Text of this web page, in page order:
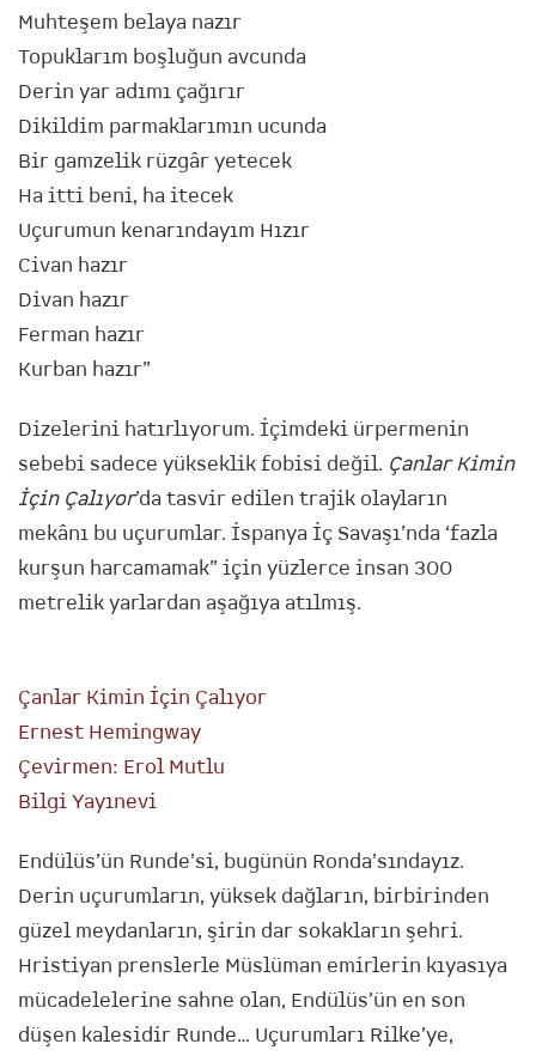
Muhteşem belaya nazır
Topuklarım boşluğun avcunda
Derin yar adımı çağırır
Dikildim parmaklarımın ucunda
Bir gamzelik rüzgâr yetecek
Ha itti beni, ha itecek
Uçurumun kenarındayım Hızır
Civan hazır
Divan hazır
Ferman hazır
Kurban hazır”
Dizelerini hatırlıyorum. İçimdeki ürpermenin
sebebi sadece yükseklik fobisi değil. Çanlar Kimin
İçin Çalıyor’da tasvir edilen trajik olayların
mekânı bu uçurumlar. İspanya İç Savaşı’nda ‘fazla
kurşun harcamamak” için yüzlerce insan 300
metrelik yarlardan aşağıya atılmış.
Çanlar Kimin İçin Çalıyor
Ernest Hemingway
Çevirmen: Erol Mutlu
Bilgi Yayınevi
Endülüs’ün Runde’si, bugünün Ronda’sındayız.
Derin uçurumların, yüksek dağların, birbirinden
güzel meydanların, şirin dar sokakların şehri.
Hristiyan prenslerle Müslüman emirlerin kıyasıya
mücadelelerine sahne olan, Endülüs’ün en son
düşen kalesidir Runde… Uçurumları Rilke’ye,